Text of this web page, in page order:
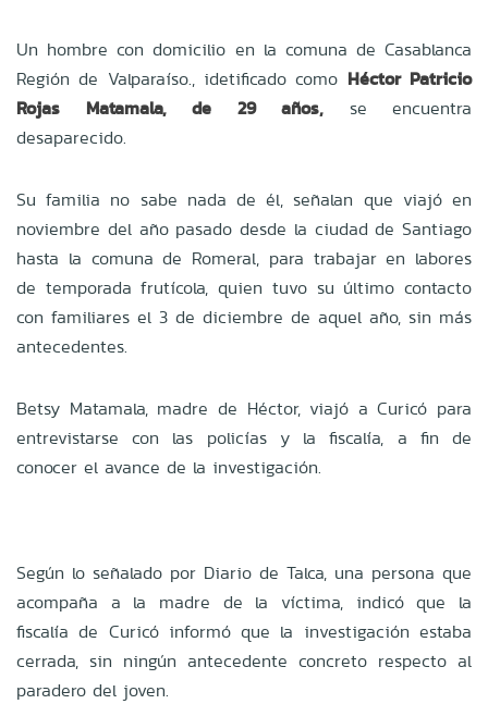
Un hombrecon domicilio en la comuna de Casablanca
Región de Valparaíso., idetificado como Héctor Patricio
Rojas Matamala, de 29 años, se encuentra
desaparecido.
Su familia no sabe nada de él, señalan que viajó en
noviembre del año pasado desde la ciudad de Santiago
hasta la comuna de Romeral, para trabajar en labores
de temporada frutícola, quien tuvo su último contacto
con familiares el 3 de diciembre de aquel año, sin más
antecedentes.
Betsy Matamala, madre de Héctor, viajó a Curicó para
entrevistarse con las policías y la fiscalía, a fin de
conocer el avance de la investigación.
Según lo señalado por Diario de Talca, una persona que
acompaña a la madre de la víctima, indicó que la
fiscalía de Curicó informó que la investigación estaba
cerrada, sin ningún antecedente concreto respecto al
paradero del joven.